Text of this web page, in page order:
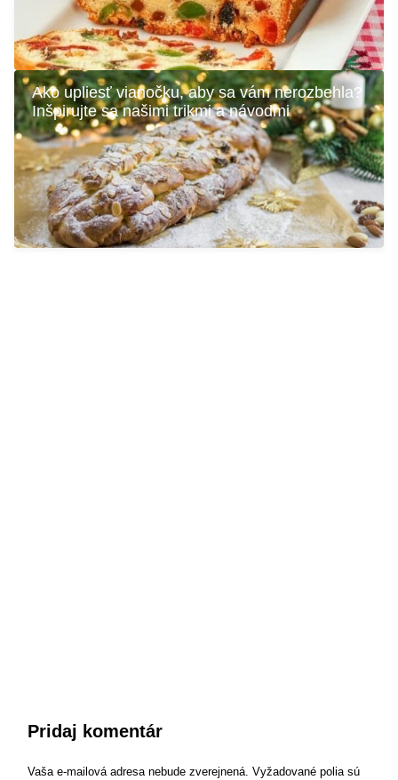
Ako upliesť vianočku, aby sa vám nerozbehla?
Inšpirujte sa našimi trikmi a návodmi
Pridaj komentár
Vaša e-mailová adresa nebude zverejnená. Vyžadované polia sú